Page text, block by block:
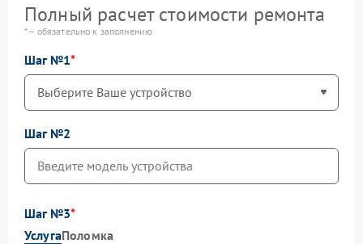
Полный расчет стоимости ремонта
* – обязательно к заполнению
Шаг №1
Шаг №2
Шаг №3
УслугаПоломка